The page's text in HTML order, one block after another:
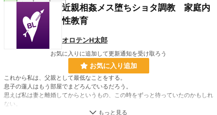
完結 短編
近親相姦メス堕ちショタ調教 家庭内
性教育
オロテンH太郎
お気に入りに追加して更新通知を受け取ろう
お気に入り追加
これから私は、父親として最低なことをする。
息子の蓮人はもう部屋でまどろんでいるだろう。
思えば私は妻と離婚してからというもの、この時をずっと待っていたのかもしれ
ない。